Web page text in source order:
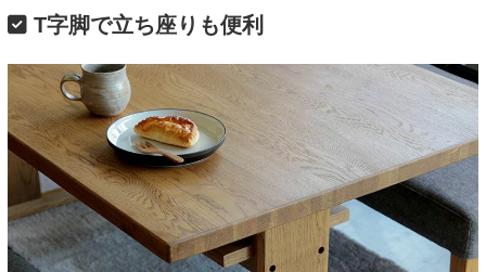
T字脚で立ち座りも便利